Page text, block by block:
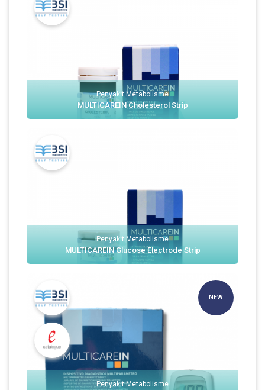
Penyakit Metabolisme
MULTICAREIN Cholesterol Strip
Penyakit Metabolisme
MULTICAREIN Glucose Electrode Strip
NEW
Penyakit Metabolisme